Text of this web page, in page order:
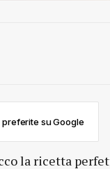
su Google
la ricetta